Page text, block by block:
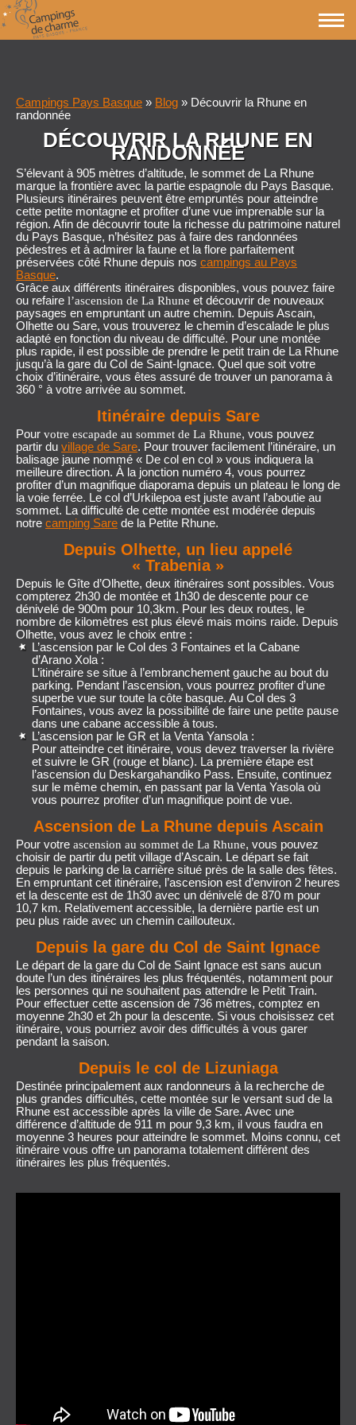
Campings Pays Basque » Blog » Découvrir la Rhune en
randonnée
DÉCOUVRIR LA RHUNE EN
RANDONNÉE
S’élevant à 905 mètres d’altitude, le sommet de La Rhune
marque la frontière avec la partie espagnole du Pays Basque.
Plusieurs itinéraires peuvent être empruntés pour atteindre
cette petite montagne et profiter d’une vue imprenable sur la
région. Afin de découvrir toute la richesse du patrimoine naturel
du Pays Basque, n’hésitez pas à faire des randonnées
pédestres et à admirer la faune et la flore parfaitement
préservées côté Rhune depuis nos campings au Pays
Basque.
Grâce aux différents itinéraires disponibles, vous pouvez faire
ou refaire l’ascension de La Rhune et découvrir de nouveaux
paysages en empruntant un autre chemin. Depuis Ascain,
Olhette ou Sare, vous trouverez le chemin d’escalade le plus
adapté en fonction du niveau de difficulté. Pour une montée
plus rapide, il est possible de prendre le petit train de La Rhune
jusqu’à la gare du Col de Saint-Ignace. Quel que soit votre
choix d’itinéraire, vous êtes assuré de trouver un panorama à
360 ° à votre arrivée au sommet.
Itinéraire depuis Sare
Pour votre escapade au sommet de La Rhune, vous pouvez
partir du village de Sare. Pour trouver facilement l’itinéraire, un
balisage jaune nommé « De col en col » vous indiquera la
meilleure direction. À la jonction numéro 4, vous pourrez
profiter d’un magnifique diaporama depuis un plateau le long de
la voie ferrée. Le col d’Urkilepoa est juste avant l’aboutie au
sommet. La difficulté de cette montée est modérée depuis
notre camping Sare de la Petite Rhune.
Depuis Olhette, un lieu appelé
« Trabenia »
Depuis le Gîte d’Olhette, deux itinéraires sont possibles. Vous
compterez 2h30 de montée et 1h30 de descente pour ce
dénivelé de 900m pour 10,3km. Pour les deux routes, le
nombre de kilomètres est plus élevé mais moins raide. Depuis
Olhette, vous avez le choix entre :
L’ascension par le Col des 3 Fontaines et la Cabane
d’Arano Xola :
L’itinéraire se situe à l’embranchement gauche au bout du
parking. Pendant l’ascension, vous pourrez profiter d’une
superbe vue sur toute la côte basque. Au Col des 3
Fontaines, vous avez la possibilité de faire une petite pause
dans une cabane accessible à tous.
L’ascension par le GR et la Venta Yansola :
Pour atteindre cet itinéraire, vous devez traverser la rivière
et suivre le GR (rouge et blanc). La première étape est
l’ascension du Deskargahandiko Pass. Ensuite, continuez
sur le même chemin, en passant par la Venta Yasola où
vous pourrez profiter d’un magnifique point de vue.
Ascension de La Rhune depuis Ascain
Pour votre ascension au sommet de La Rhune, vous pouvez
choisir de partir du petit village d’Ascain. Le départ se fait
depuis le parking de la carrière situé près de la salle des fêtes.
En empruntant cet itinéraire, l’ascension est d’environ 2 heures
et la descente est de 1h30 avec un dénivelé de 870 m pour
10,7 km. Relativement accessible, la dernière partie est un
peu plus raide avec un chemin caillouteux.
Depuis la gare du Col de Saint Ignace
Le départ de la gare du Col de Saint Ignace est sans aucun
doute l’un des itinéraires les plus fréquentés, notamment pour
les personnes qui ne souhaitent pas attendre le Petit Train.
Pour effectuer cette ascension de 736 mètres, comptez en
moyenne 2h30 et 2h pour la descente. Si vous choisissez cet
itinéraire, vous pourriez avoir des difficultés à vous garer
pendant la saison.
Depuis le col de Lizuniaga
Destinée principalement aux randonneurs à la recherche de
plus grandes difficultés, cette montée sur le versant sud de la
Rhune est accessible après la ville de Sare. Avec une
différence d’altitude de 911 m pour 9,3 km, il vous faudra en
moyenne 3 heures pour atteindre le sommet. Moins connu, cet
itinéraire vous offre un panorama totalement différent des
itinéraires les plus fréquentés.